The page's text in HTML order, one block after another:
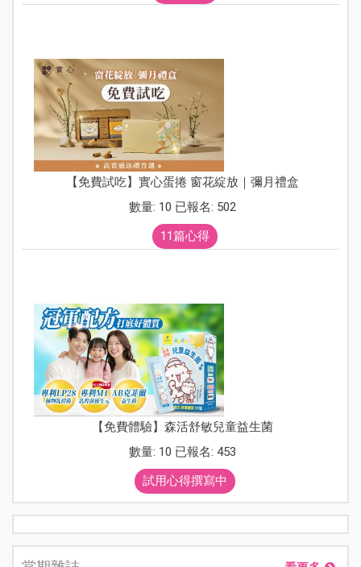
【免費試吃】實心蛋捲 窗花綻放｜彌月禮盒
數量: 10 已報名: 502
11篇心得
【免費體驗】森活舒敏兒童益生菌
數量: 10 已報名: 453
試用心得撰寫中